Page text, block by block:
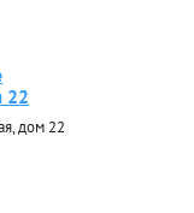
22
дом 22